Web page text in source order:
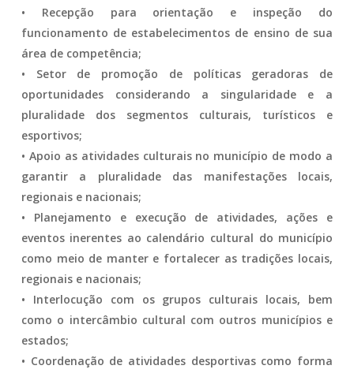
• Recepção para orientação e inspeção do
funcionamento de estabelecimentos de ensino de sua
área de competência;
• Setor de promoção de políticas geradoras de
oportunidades considerando a singularidade e a
pluralidade dos segmentos culturais, turísticos e
esportivos;
• Apoio as atividades culturais no município de modo a
garantir a pluralidade das manifestações locais,
regionais e nacionais;
• Planejamento e execução de atividades, ações e
eventos inerentes ao calendário cultural do município
como meio de manter e fortalecer as tradições locais,
regionais e nacionais;
• Interlocução com os grupos culturais locais, bem
como o intercâmbio cultural com outros municípios e
estados;
• Coordenação de atividades desportivas como forma